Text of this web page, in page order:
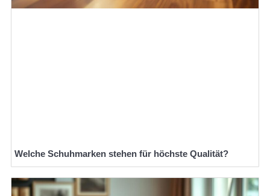
Welche Schuhmarken stehen für höchste Qualität?